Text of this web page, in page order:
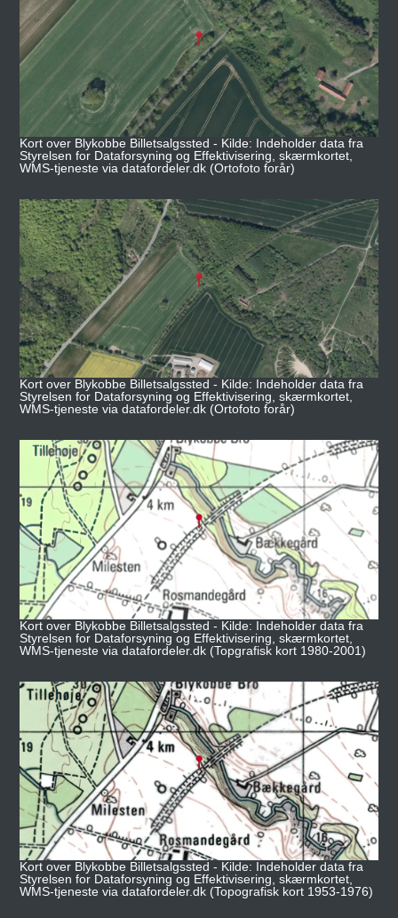
Kort over Blykobbe Billetsalgssted - Kilde: Indeholder data fra
Styrelsen for Dataforsyning og Effektivisering, skærmkortet,
WMS-tjeneste via datafordeler.dk (Ortofoto forår)
Kort over Blykobbe Billetsalgssted - Kilde: Indeholder data fra
Styrelsen for Dataforsyning og Effektivisering, skærmkortet,
WMS-tjeneste via datafordeler.dk (Ortofoto forår)
Kort over Blykobbe Billetsalgssted - Kilde: Indeholder data fra
Styrelsen for Dataforsyning og Effektivisering, skærmkortet,
WMS-tjeneste via datafordeler.dk (Topgrafisk kort 1980-2001)
Kort over Blykobbe Billetsalgssted - Kilde: Indeholder data fra
Styrelsen for Dataforsyning og Effektivisering, skærmkortet,
WMS-tjeneste via datafordeler.dk (Topografisk kort 1953-1976)